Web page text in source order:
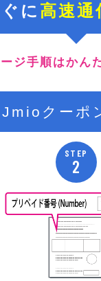
に 高速通
ジ手順はかん
クーポ
STEP
2